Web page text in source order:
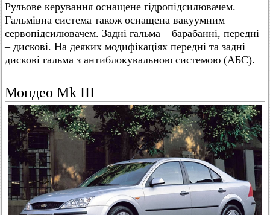
Рульове керування оснащене гідропідсилювачем.
Гальмівна система також оснащена вакуумним
сервопідсилювачем. Задні гальма – барабанні, передні
– дискові. На деяких модифікаціях передні та задні
дискові гальма з антиблокувальною системою (АБС).
Мондео Mk III